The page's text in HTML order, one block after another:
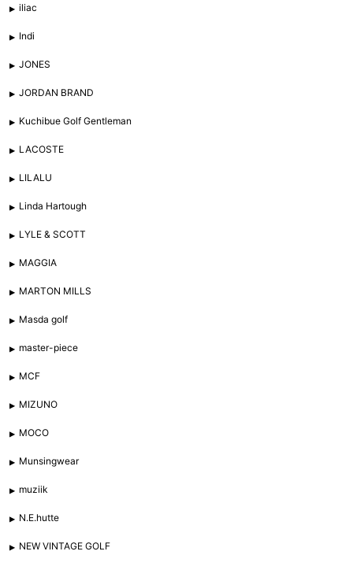
iliac
Indi
JONES
JORDAN BRAND
Kuchibue Golf Gentleman
LACOSTE
LILALU
Linda Hartough
LYLE & SCOTT
MAGGIA
MARTON MILLS
Masda golf
master-piece
MCF
MIZUNO
MOCO
Munsingwear
muziik
N.E.hutte
NEW VINTAGE GOLF